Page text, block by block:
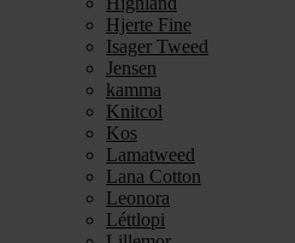
Hjerte Fine
Isager Tweed
Jensen
kamma
Knitcol
Kos
Lamatweed
Lana Cotton
Leonora
Léttlopi